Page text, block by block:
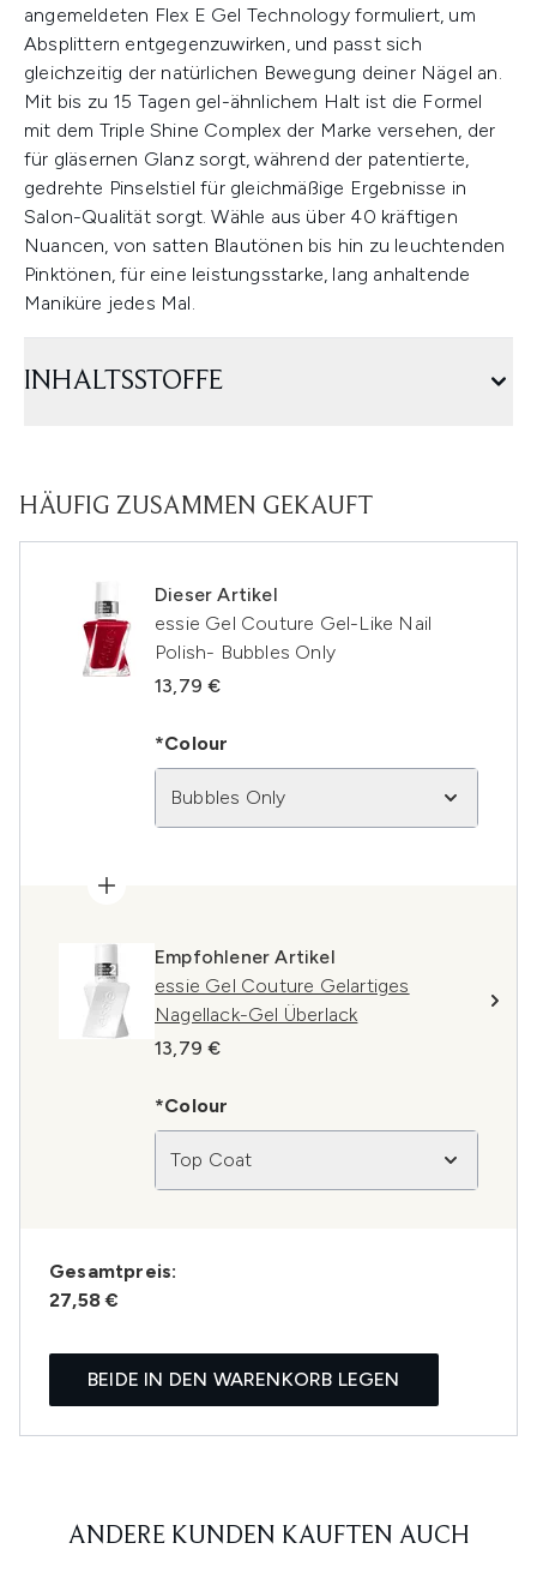
angemeldeten Flex E Gel Technology formuliert, um
Absplittern entgegenzuwirken, und passt sich
gleichzeitig der natürlichen Bewegung deiner Nägel an.
Mit bis zu 15 Tagen gel-ähnlichem Halt ist die Formel
mit dem Triple Shine Complex der Marke versehen, der
für gläsernen Glanz sorgt, während der patentierte,
gedrehte Pinselstiel für gleichmäßige Ergebnisse in
Salon-Qualität sorgt. Wähle aus über 40 kräftigen
Nuancen, von satten Blautönen bis hin zu leuchtenden
Pinktönen, für eine leistungsstarke, lang anhaltende
Maniküre jedes Mal.
INHALTSSTOFFE
HÄUFIG ZUSAMMEN GEKAUFT
Dieser Artikel
essie Gel Couture Gel-Like Nail
Polish- Bubbles Only
13,79 €
*Colour
Bubbles Only
Empfohlener Artikel
essie Gel Couture Gelartiges
Nagellack-Gel Überlack
13,79 €
*Colour
Top Coat
Gesamtpreis:
27,58 €
BEIDE IN DEN WARENKORB LEGEN
ANDERE KUNDEN KAUFTEN AUCH